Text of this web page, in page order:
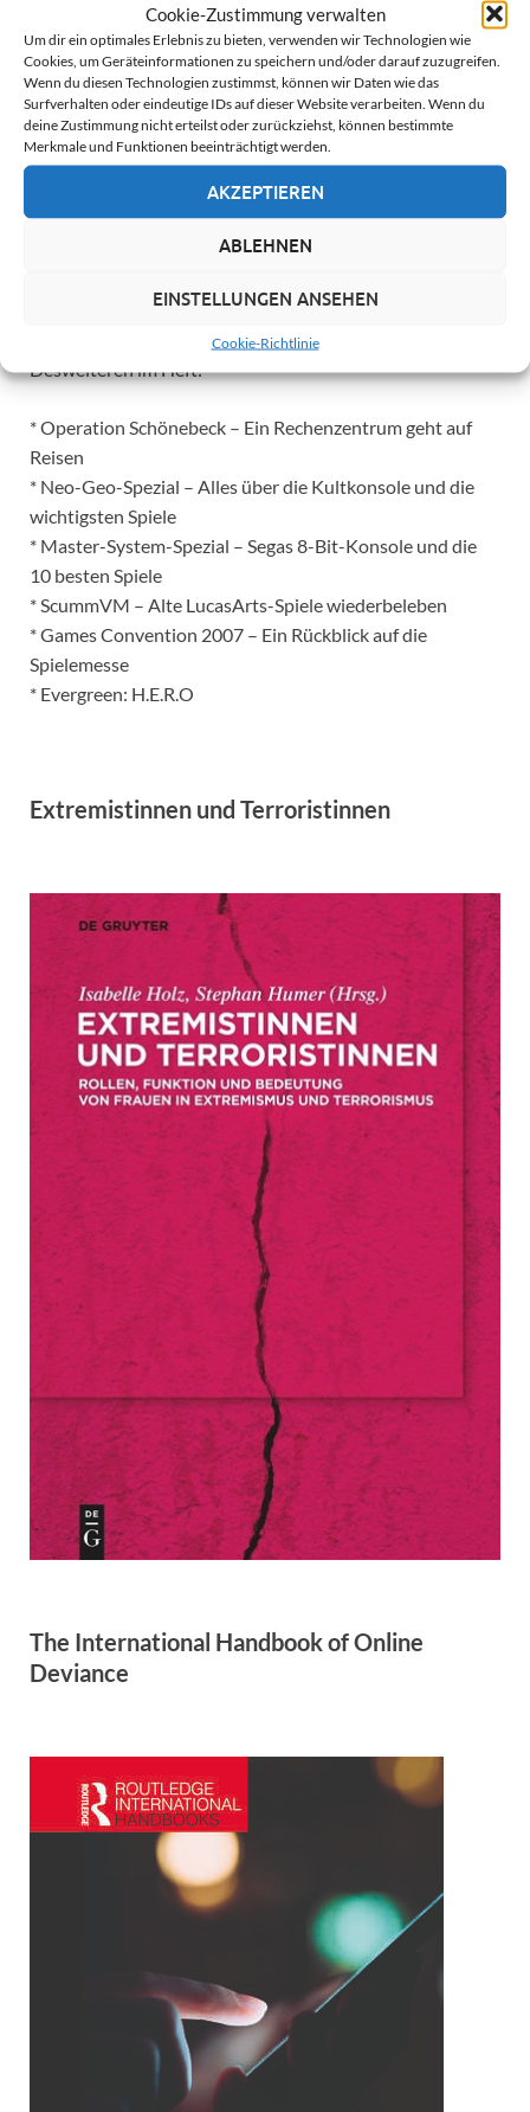
Cookie-Zustimmung verwalten
Um dir ein optimales Erlebnis zu bieten, verwenden wir Technologien wie
Cookies, um Geräteinformationen zu speichern und/oder darauf zuzugreifen.
Wenn du diesen Technologien zustimmst, können wir Daten wie das
Surfverhalten oder eindeutige IDs auf dieser Website verarbeiten. Wenn du
deine Zustimmung nicht erteilst oder zurückziehst, können bestimmte
Merkmale und Funktionen beeinträchtigt werden.
AKZEPTIEREN
ABLEHNEN
EINSTELLUNGEN ANSEHEN
Cookie-Richtlinie
Doch 1987 wird langsam alles anders, das
Traditionsunternehmen Sinclair verkauft seine
Computersparte an den Erzkonkurrenten Amstrad, der
nun den Spectrum in neuen Varianten und unvertraut
aussehenden Formen auf den Markt bringt. Die neuen
Homecomputer von Atari und Commodore sind mit 16-
Bit-Prozessoren ausgestattet und kommen langsam in
preisliche Regionen, die sie für jedermann interessant
machen und die Zeit in der einer allein in seinem
scheinen endgültig vorbei.
Desweiteren im Heft:
* Operation Schönebeck – Ein Rechenzentrum geht auf
Reisen
* Neo-Geo-Spezial – Alles über die Kultkonsole und die
wichtigsten Spiele
* Master-System-Spezial – Segas 8-Bit-Konsole und die
10 besten Spiele
* ScummVM – Alte LucasArts-Spiele wiederbeleben
* Games Convention 2007 – Ein Rückblick auf die
Spielemesse
* Evergreen: H.E.R.O
Extremistinnen und Terroristinnen
The International Handbook of Online
Deviance